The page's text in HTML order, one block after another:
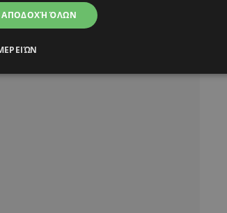
ΑΠΟΔΟΧΉ ΌΛΩΝ